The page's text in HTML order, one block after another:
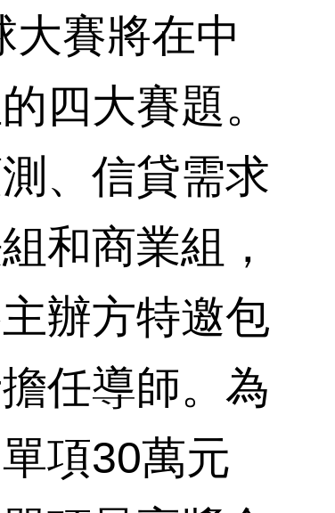
大賽將在中
四大賽題。
、信貸需求
和商業組，
辦方特邀包
任導師。為
項30萬元